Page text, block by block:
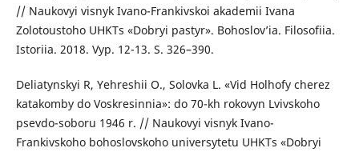
// Naukovyi visnyk Ivano-Frankivskoi akademii Ivana
Zolotoustoho UHKTs «Dobryi pastyr». Bohoslov’ia. Filosofiia.
Istoriia. 2018. Vyp. 12-13. S. 326–390.
Deliatynskyi R, Yehreshii O., Solovka L. «Vid Holhofy cherez
katakomby do Voskresinnia»: do 70-kh rokovyn Lvivskoho
psevdo-soboru 1946 r. // Naukovyi visnyk Ivano-
Frankivskoho bohoslovskoho universytetu UHKTs «Dobryi